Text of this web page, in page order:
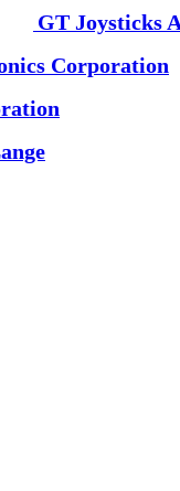
GT Joysticks
Corporation